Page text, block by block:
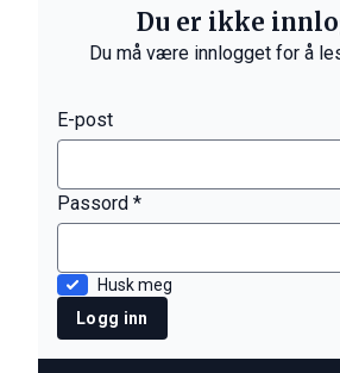
Du er ikke
Du må være innlogget for å
E-post
Passord *
Husk meg
Logg inn